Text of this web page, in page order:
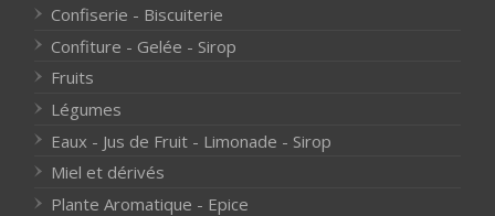
Confiserie - Biscuiterie
Confiture - Gelée - Sirop
Fruits
Légumes
Eaux - Jus de Fruit - Limonade - Sirop
Miel et dérivés
Plante Aromatique - Epice